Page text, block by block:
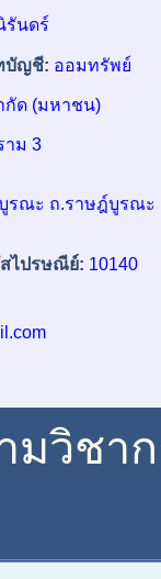
รันดร์
บัญชี: ออมทรัพย์
กัด (มหาชน)
าม 3
รณะ ถ.ราษฎ์บูรณะ
ไปรษณีย์: 10140
มวิชา